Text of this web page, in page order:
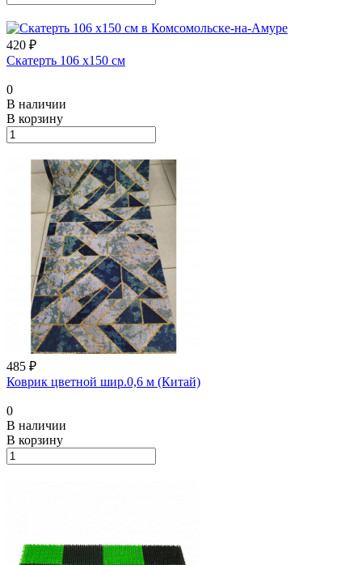
420 ₽
Скатерть 106 х150 см
0
В наличии
В корзину
485 ₽
Коврик цветной шир.0,6 м (Китай)
0
В наличии
В корзину